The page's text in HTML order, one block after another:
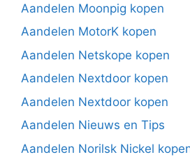
Aandelen Moonpig kopen
Aandelen MotorK kopen
Aandelen Netskope kopen
Aandelen Nextdoor kopen
Aandelen Nextdoor kopen
Aandelen Nieuws en Tips
Aandelen Norilsk Nickel